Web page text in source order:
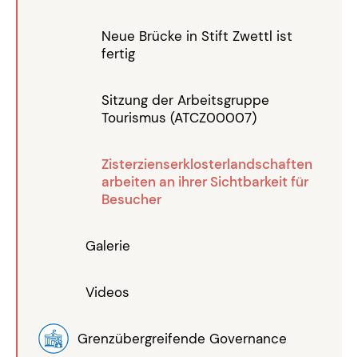
Neue Brücke in Stift Zwettl ist
fertig
Sitzung der Arbeitsgruppe
Tourismus (ATCZ00007)
Zisterzienserklosterlandschaften
arbeiten an ihrer Sichtbarkeit für
Besucher
Galerie
Videos
Grenzübergreifende Governance